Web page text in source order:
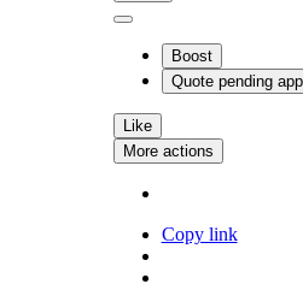
Boost
Quote pending
Like
More actions
Copy link